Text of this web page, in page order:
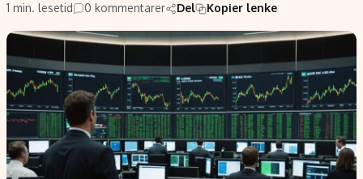
Hav og sjømat
Verden
Forbrukerrettigheter
Aksjer
Populær
Forskning
Google
Kunstig intelligens
Retningslinjer
Personvernerklæring
Annonsepolicy
Brukervilkår
1 min. lesetid
0 kommentarer Del Kopier lenke